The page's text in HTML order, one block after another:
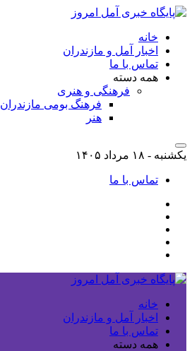
خانه
اخبار آمل و مازندران
تماس با ما
همه دسته
فرهنگی و هنری
فرهنگ بومی مازندران
هنر
یکشنبه - ۱۸ مرداد ۱۴۰۵
تماس با ما
خانه
اخبار آمل و مازندران
تماس با ما
همه دسته